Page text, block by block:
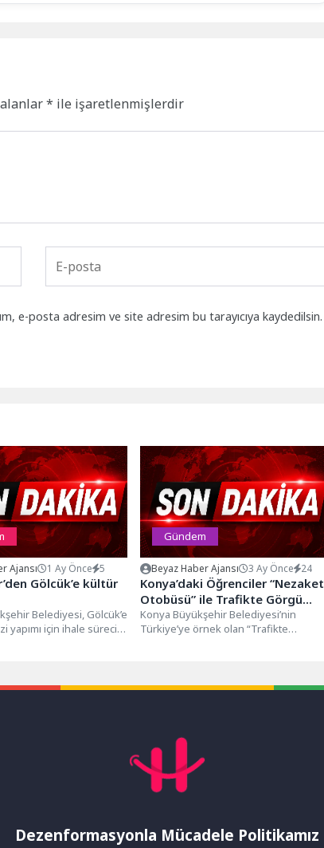
* ile işaretlenmişlerdir
e-posta adresim ve site adresim bu tarayıcıya kaydedilsin.
Ajansı 1 Ay Önce 5
Gölcük’e kültür
Belediyesi, Gölcük’e
yapımı için ihale sürecini
Gündem
Beyaz Haber Ajansı 3 Ay Önce 24
Konya’daki Öğrenciler “Nezaket
Otobüsü” ile Trafikte Görgü
Kurallarını Öğreniyor
Konya Büyükşehir Belediyesi’nin
Türkiye’ye örnek olan “Trafikte
Dezenformasyonla Mücadele Politikamız